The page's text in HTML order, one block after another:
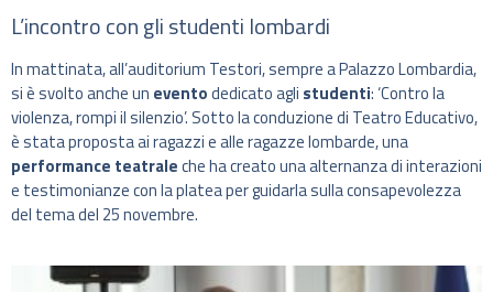
L’incontro con gli studenti lombardi
In mattinata, all’auditorium Testori, sempre a Palazzo Lombardia,
si è svolto anche un eventodedicato agli studenti: ‘Contro la
violenza, rompi il silenzio’. Sotto la conduzione di Teatro Educativo,
è stata proposta ai ragazzi e alle ragazze lombarde, una
performance teatraleche ha creato una alternanza di interazioni
e testimonianze con la platea per guidarla sulla consapevolezza
del tema del 25 novembre.